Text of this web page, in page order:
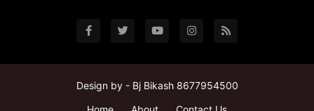
Design by - Bj Bikash 8677954500